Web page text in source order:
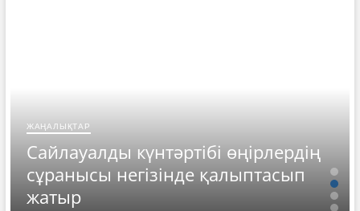
ЖАҢАЛЫҚТАР
Сайлауалды күнтәртібі өңірлердің
сұранысы негізінде қалыптасып
жатыр